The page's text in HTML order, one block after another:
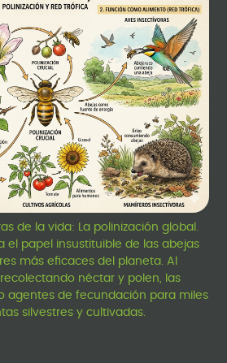
de la vida: La polinización global.
el papel insustituible de las abejas
más eficaces del planeta. Al
néctar y polen, las
agentes de fecundación para miles
silvestres y cultivadas.